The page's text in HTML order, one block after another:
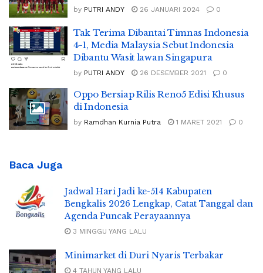
by PUTRI ANDY 26 JANUARI 2024 0
Tak Terima Dibantai Timnas Indonesia
4-1, Media Malaysia Sebut Indonesia
Dibantu Wasit lawan Singapura
by PUTRI ANDY 26 DESEMBER 2021 0
Oppo Bersiap Rilis Reno5 Edisi Khusus
di Indonesia
by Ramdhan Kurnia Putra 1 MARET 2021 0
Baca Juga
Jadwal Hari Jadi ke-514 Kabupaten
Bengkalis 2026 Lengkap, Catat Tanggal dan
Agenda Puncak Perayaannya
3 MINGGU YANG LALU
Minimarket di Duri Nyaris Terbakar
4 TAHUN YANG LALU